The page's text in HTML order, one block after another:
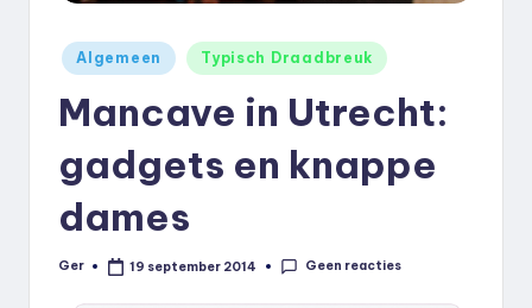
Geplaatst
in
Algemeen Typisch Draadbreuk
Mancave in Utrecht:
gadgets en knappe
dames
Geplaatst
Ger 19 september 2014 Geen reacties